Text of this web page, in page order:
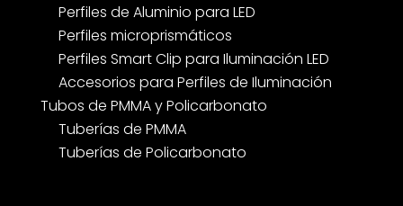
Perfiles de Aluminio para LED
Perfiles microprismáticos
Perfiles Smart Clip para Iluminación LED
Accesorios para Perfiles de Iluminación
Tubos de PMMA y Policarbonato
Tuberías de PMMA
Tuberías de Policarbonato